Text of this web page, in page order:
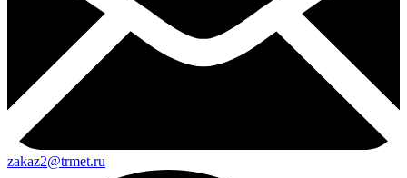
zakaz2@trmet.ru